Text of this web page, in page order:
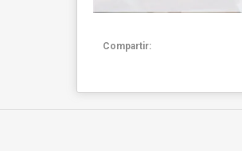
Compartir: